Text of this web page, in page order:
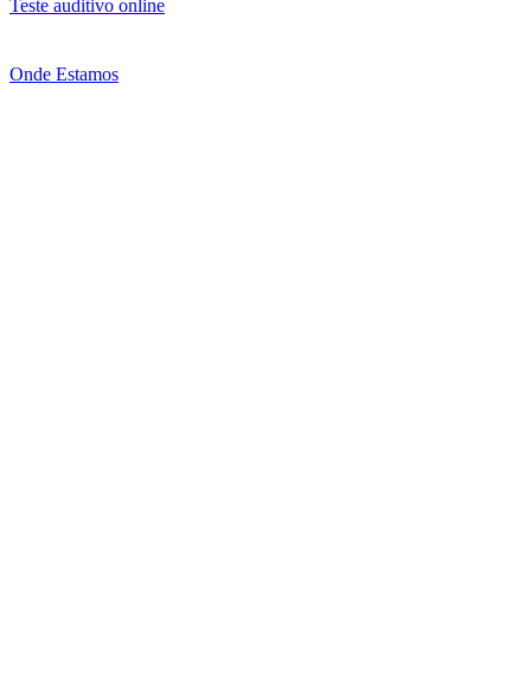
Teste auditivo online
Onde Estamos